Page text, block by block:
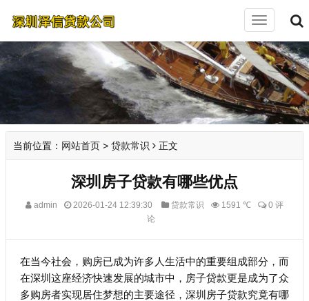
切
导
航
当前位置： 网站首页 > 贷款常识 正文
深圳房子贷款有哪些优点
admin 2026-01-24 12:39:30 贷款常识 1591 ℃
0 评
论
在当今社会，购房已成为许多人生活中的重要组成部分，而
在深圳这座经济快速发展的城市中，房子贷款更是成为了众
多购房者实现居住梦想的主要途径，深圳房子贷款究竟有哪